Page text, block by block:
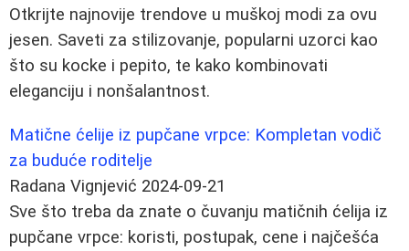
Otkrijte najnovije trendove u muškoj modi za ovu
jesen. Saveti za stilizovanje, popularni uzorci kao
što su kocke i pepito, te kako kombinovati
eleganciju i nonšalantnost.
Matične ćelije iz pupčane vrpce: Kompletan vodič
za buduće roditelje
Radana Vignjević 2024-09-21
Sve što treba da znate o čuvanju matičnih ćelija iz
pupčane vrpce: koristi, postupak, cene i najčešća